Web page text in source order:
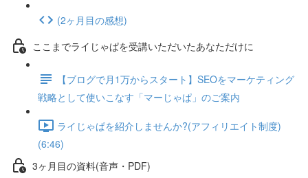
(2ヶ月目の感想)
ここまでライじゃぱを受講いただいたあなただけに
【ブログで月1万からスタート】SEOをマーケティング
戦略として使いこなす「マーじゃぱ」のご案内
ライじゃぱを紹介しませんか?(アフィリエイト制度)
(6:46)
3ヶ月目の資料(音声・PDF)